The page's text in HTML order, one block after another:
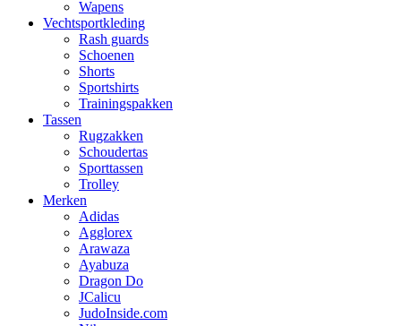
Wapens
Vechtsportkleding
Rash guards
Schoenen
Shorts
Sportshirts
Trainingspakken
Tassen
Rugzakken
Schoudertas
Sporttassen
Trolley
Merken
Adidas
Agglorex
Arawaza
Ayabuza
Dragon Do
JCalicu
JudoInside.com